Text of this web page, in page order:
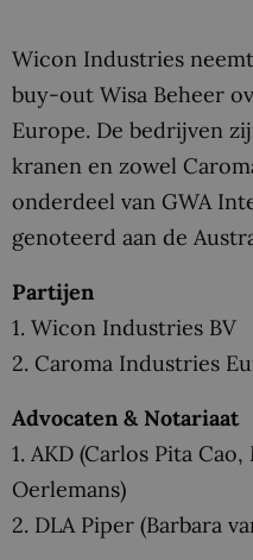
Wicon Industries
buy-out Wisa Beheer
Europe. De bedrijven
kranen en zowel
onderdeel van GWA
genoteerd aan de
Partijen
1. Wicon Industries BV
2. Caroma Industries
Advocaten & Notariaat
1. AKD (Carlos Pita
Oerlemans)
2. DLA Piper (Barbara